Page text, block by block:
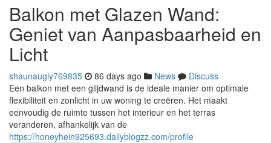
Balkon met Glazen Wand:
Geniet van Aanpasbaarheid en
Licht
shaunaugiy769835 86 days ago News
Discuss
Een balkon met een glijdwand is de ideale manier om optimale
flexibiliteit en zonlicht in uw woning te creëren. Het maakt
eenvoudig de ruimte tussen het interieur en het terras
veranderen, afhankelijk van de
https://honeyhein925693.dailyblogzz.com/profile